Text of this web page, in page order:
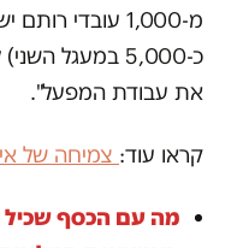
מ-1,000 עובדי
כ-5,000 במעגל
את עבודת המפעל".
קראו עוד: צמיחה של אי
מה עם הכסף שכיל